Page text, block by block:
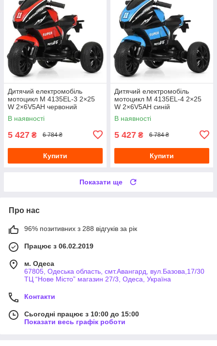
Дитячий електромобіль
мотоцикл M 4135EL-3 2×25
W 2×6V5AH червоний
В наявності
5 427 ₴ 6 784 ₴
Купити
Дитячий електромобіль
мотоцикл M 4135EL-4 2×25
W 2×6V5AH синій
В наявності
5 427 ₴ 6 784 ₴
Купити
Показати ще
Про нас
96% позитивних з 288 відгуків за рік
Працює з 06.02.2019
м. Одеса
67805, Одеська область, смт.Авангард, вул.Базова,17/30
ТЦ “Нове Місто” магазин 27/3, Одеса, Україна
Контакти
Сьогодні працює з 10:00 до 15:00
Показати весь графік роботи